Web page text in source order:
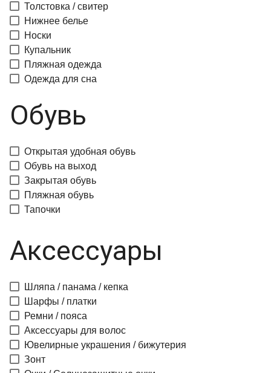
Толстовка / свитер
Нижнее белье
Носки
Купальник
Пляжная одежда
Одежда для сна
Обувь
Открытая удобная обувь
Обувь на выход
Закрытая обувь
Пляжная обувь
Тапочки
Аксессуары
Шляпа / панама / кепка
Шарфы / платки
Ремни / пояса
Аксессуары для волос
Ювелирные украшения / бижутерия
Зонт